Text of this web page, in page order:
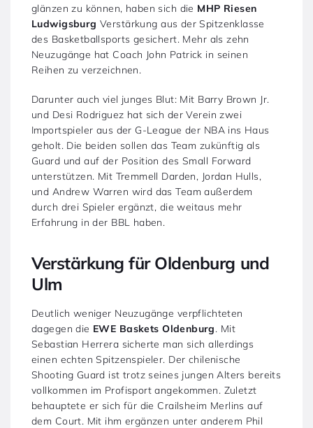
glänzen zu können, haben sich die MHP Riesen
LudwigsburgVerstärkung aus der Spitzenklasse
des Basketballsports gesichert. Mehr als zehn
Neuzugänge hat Coach John Patrick in seinen
Reihen zu verzeichnen.
Darunter auch viel junges Blut: Mit Barry Brown Jr.
und Desi Rodriguez hat sich der Verein zwei
Importspieler aus der G-League der NBA ins Haus
geholt. Die beiden sollen das Team zukünftig als
Guard und auf der Position des Small Forward
unterstützen. Mit Tremmell Darden, Jordan Hulls,
und Andrew Warren wird das Team außerdem
durch drei Spieler ergänzt, die weitaus mehr
Erfahrung in der BBL haben.
Verstärkung für Oldenburg und
Ulm
Deutlich weniger Neuzugänge verpflichteten
dagegen die EWE Baskets Oldenburg. Mit
Sebastian Herrera sicherte man sich allerdings
einen echten Spitzenspieler. Der chilenische
Shooting Guard ist trotz seines jungen Alters bereits
vollkommen im Profisport angekommen. Zuletzt
behauptete er sich für die Crailsheim Merlins auf
dem Court. Mit ihm ergänzen unter anderem Phil